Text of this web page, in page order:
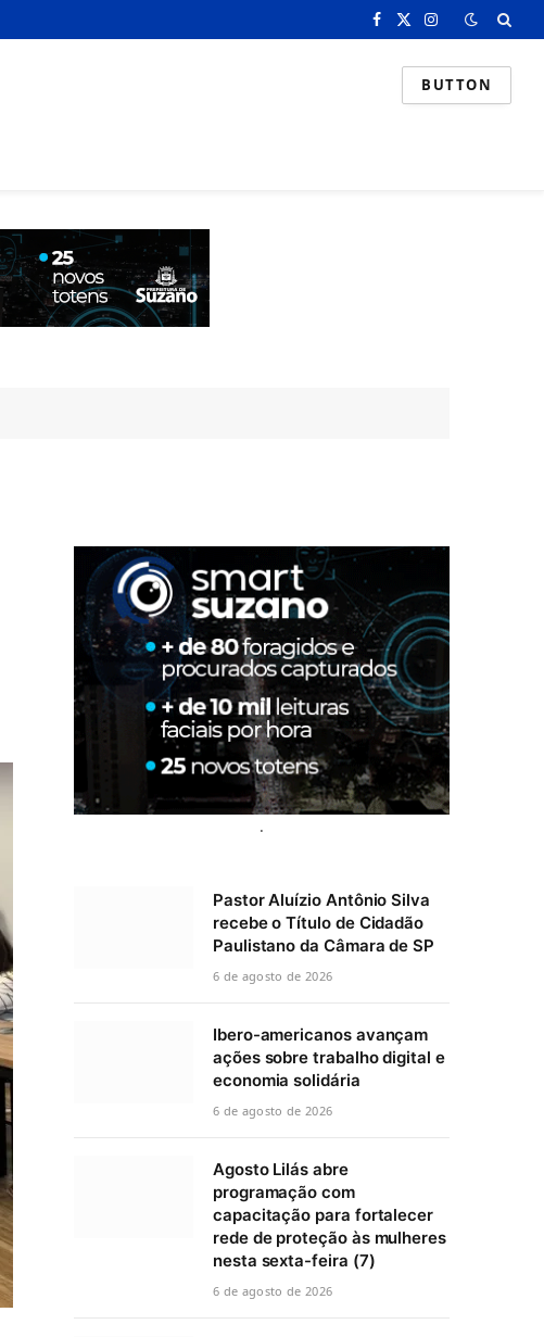
Facebook
X
Instagram
BUTTON
.
Pastor Aluízio Antônio Silva
recebe o Título de Cidadão
Paulistano da Câmara de SP
6 de agosto de 2026
Ibero-americanos avançam
ações sobre trabalho digital e
economia solidária
6 de agosto de 2026
Agosto Lilás abre
programação com
capacitação para fortalecer
rede de proteção às mulheres
nesta sexta-feira (7)
6 de agosto de 2026